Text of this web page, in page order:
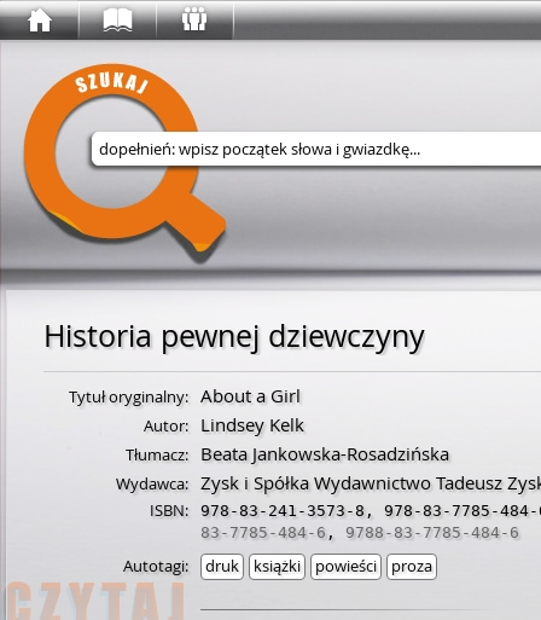
Wyszukaj w serwisie
Historia pewnej dziewczyny
Tytuł oryginalny: About a Girl
Autor: Lindsey Kelk
Tłumacz: Beata Jankowska-Rosadzińska
Wydawca: Zysk i Spółka Wydawnictwo Tadeusz
ISBN: 978-83-241-3573-8, 978-83-7785-484-
83-7785-484-6, 9788-83-7785-484-6
Autotagi: druk książki powieści proza